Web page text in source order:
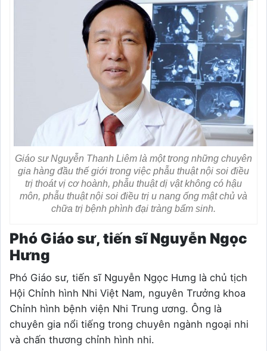
Giáo sư Nguyễn Thanh Liêm là một trong những chuyên
gia hàng đầu thế giới trong việc phẫu thuật nội soi điều
trị thoát vị cơ hoành, phẫu thuật dị vật không có hậu
môn, phẫu thuật nội soi điều trị u nang ống mật chủ và
chữa trị bệnh phình đại tràng bẩm sinh.
Phó Giáo sư, tiến sĩ Nguyễn Ngọc
Hưng
Phó Giáo sư, tiến sĩ Nguyễn Ngọc Hưng là chủ tịch
Hội Chỉnh hình Nhi Việt Nam, nguyên Trưởng khoa
Chỉnh hình bệnh viện Nhi Trung ương. Ông là
chuyên gia nổi tiếng trong chuyên ngành ngoại nhi
và chấn thương chỉnh hình nhi.